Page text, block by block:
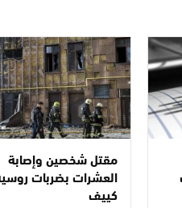
مقتل شخصين وإصابة
العشرات بضربات
كييف